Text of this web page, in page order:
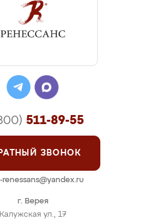
г. Верея
Калужская ул., 17
511-89-55
ЗВОНОК